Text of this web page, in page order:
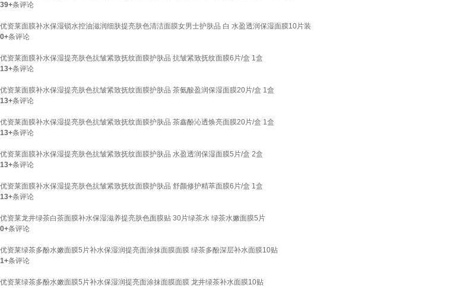
39+条评论
优资莱面膜补水保湿锁水控油滋润细肤提亮肤色清洁面膜女男士护肤品 白 水盈透润保湿面膜10片装
0+条评论
优资莱面膜补水保湿提亮肤色抗皱紧致抚纹面膜护肤品 抗皱紧致抚纹面膜6片/盒 1盒
13+条评论
优资莱面膜补水保湿提亮肤色抗皱紧致抚纹面膜护肤品 茶氨酸盈润保湿面膜20片/盒 1盒
13+条评论
优资莱面膜补水保湿提亮肤色抗皱紧致抚纹面膜护肤品 茶鑫酚沁透焕亮面膜20片/盒 1盒
13+条评论
优资莱面膜补水保湿提亮肤色抗皱紧致抚纹面膜护肤品 水盈透润保湿面膜5片/盒 2盒
13+条评论
优资莱面膜补水保湿提亮肤色抗皱紧致抚纹面膜护肤品 舒颜修护精萃面膜6片/盒 1盒
13+条评论
优资莱龙井绿茶白茶面膜补水保湿滋养提亮肤色面膜贴 30片绿茶水 绿茶水嫩面膜5片
0+条评论
优资莱绿茶多酚水嫩面膜5片补水保湿润提亮面涂抹面膜面膜 绿茶多酚深层补水面膜10贴
1+条评论
优资莱绿茶多酚水嫩面膜5片补水保湿润提亮面涂抹面膜面膜 龙井绿茶补水面膜10贴